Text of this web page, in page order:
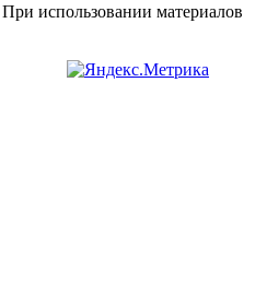
использовании материалов